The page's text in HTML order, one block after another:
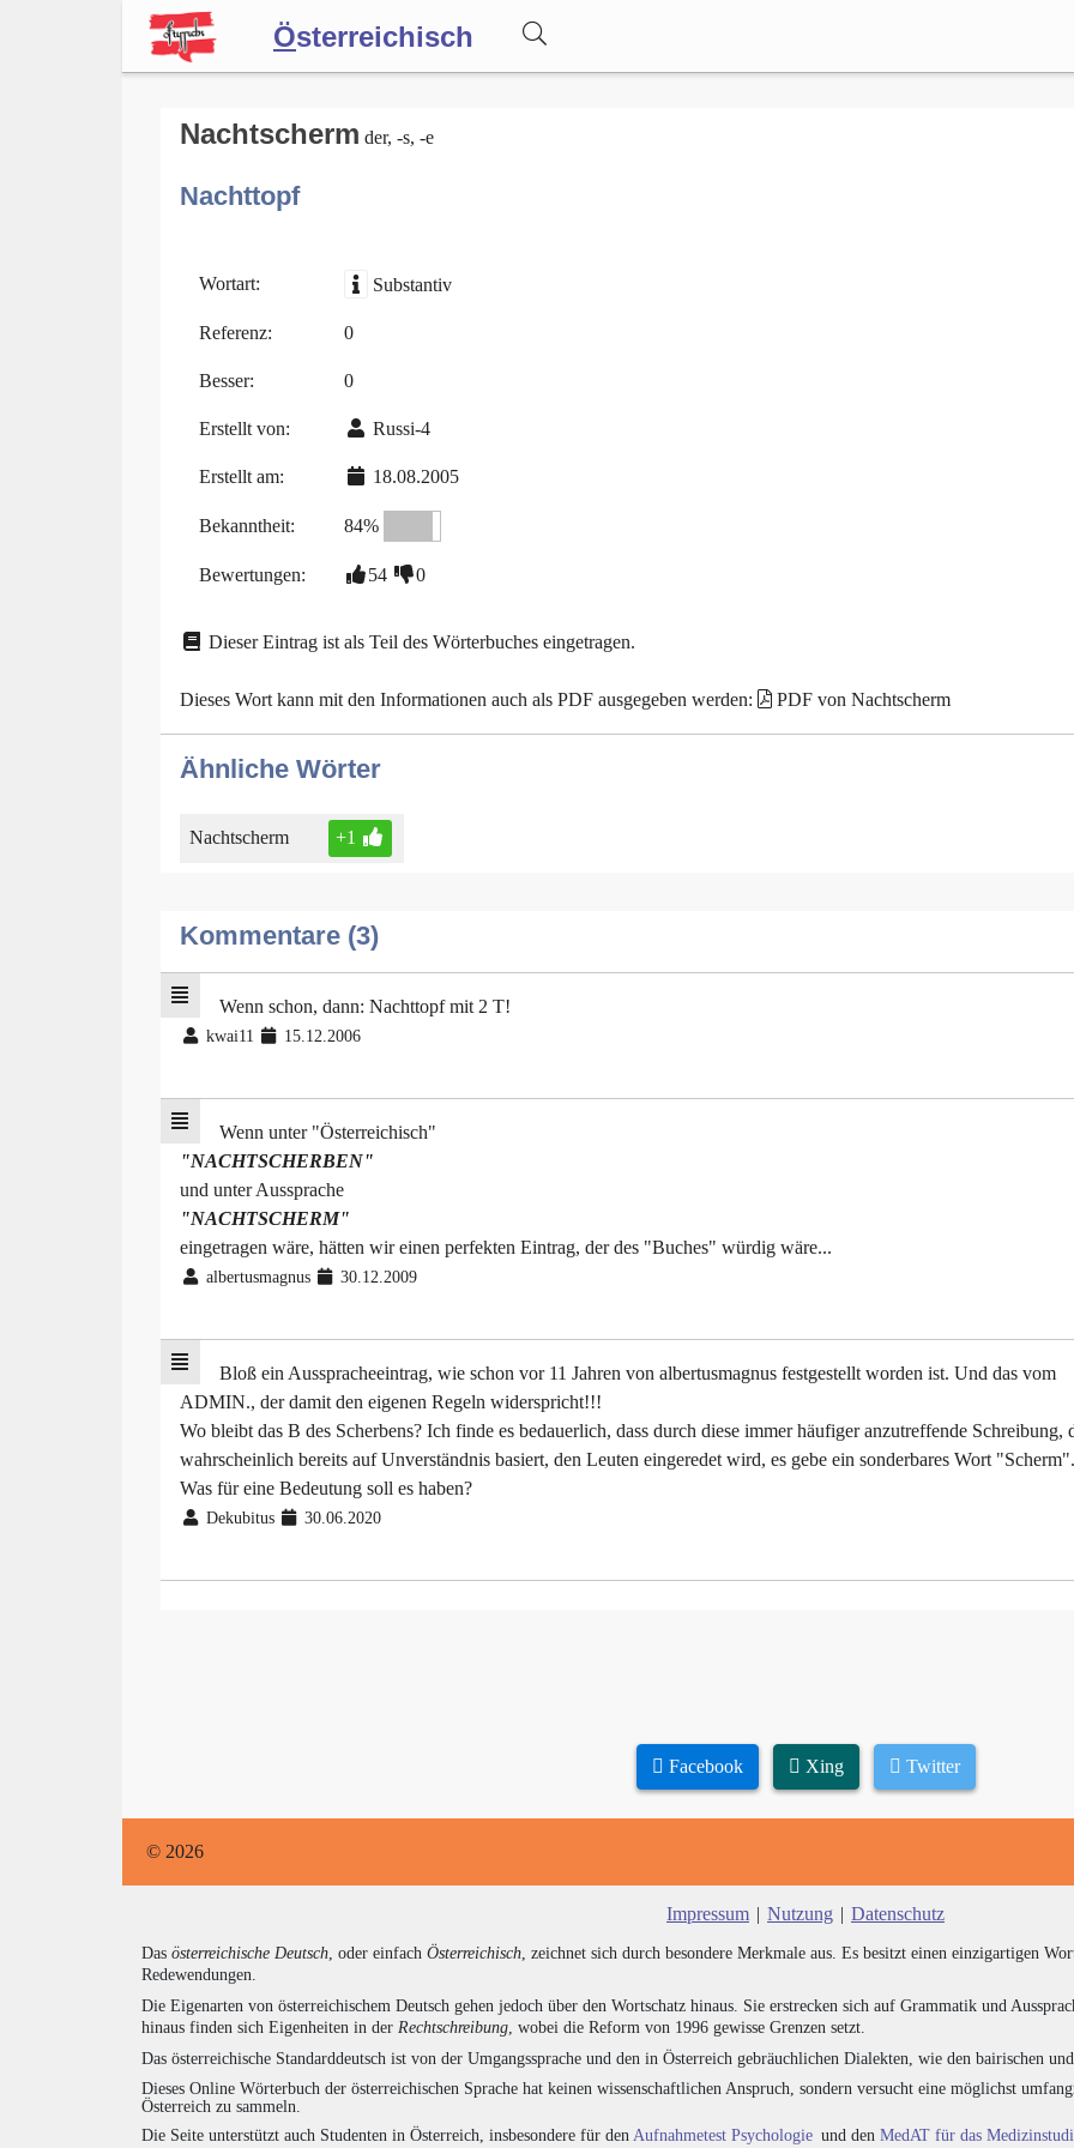
Österreichisch
Forum
Blog
Nachtscherm der, -s, -e
Nachttopf
Wortart: Substantiv
Referenz: 0
Besser: 0
Erstellt von: Russi-4
Erstellt am: 18.08.2005
Bekanntheit: 84%
Bewertungen: 54 0
Dieser Eintrag ist als Teil des Wörterbuches eingetragen.
Dieses Wort kann mit den Informationen auch als PDF ausgegeben werden: PDF von Nachtscherm
Ähnliche Wörter
Nachtscherm +1
Kommentare (3)
Wenn schon, dann: Nachttopf mit 2 T!
kwai11 15.12.2006
Wenn unter "Österreichisch"
"NACHTSCHERBEN"
und unter Aussprache
"NACHTSCHERM"
eingetragen wäre, hätten wir einen perfekten Eintrag, der des "Buches" würdig wäre...
albertusmagnus 30.12.2009
Bloß ein Ausspracheeintrag, wie schon vor 11 Jahren von albertusmagnus festgestellt worden ist. Und das vom
ADMIN., der damit den eigenen Regeln widerspricht!!!
Wo bleibt das B des Scherbens? Ich finde es bedauerlich, dass durch diese immer häufiger anzutreffende Schreibung,
wahrscheinlich bereits auf Unverständnis basiert, den Leuten eingeredet wird, es gebe ein sonderbares Wort "Scherm".
Was für eine Bedeutung soll es haben?
Dekubitus 30.06.2020
Facebook Xing Twitter
© 2026
Impressum | Nutzung | Datenschutz
Das österreichische Deutsch, oder einfach Österreichisch, zeichnet sich durch besondere Merkmale aus. Es besitzt einen einzigartigen
Redewendungen.
Die Eigenarten von österreichischem Deutsch gehen jedoch über den Wortschatz hinaus. Sie erstrecken sich auf Grammatik und
hinaus finden sich Eigenheiten in der Rechtschreibung, wobei die Reform von 1996 gewisse Grenzen setzt.
Das österreichische Standarddeutsch ist von der Umgangssprache und den in Österreich gebräuchlichen Dialekten, wie den bairischen
Dieses Online Wörterbuch der österreichischen Sprache hat keinen wissenschaftlichen Anspruch, sondern versucht eine möglichst
Österreich zu sammeln.
Die Seite unterstützt auch Studenten in Österreich, insbesondere für den Aufnahmetest Psychologie und den MedAT für das